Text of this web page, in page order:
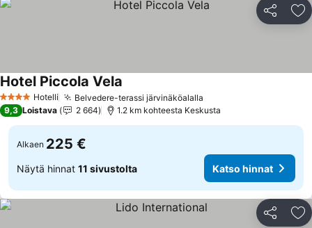
Jaa
4 Tähtiluokitus
Hotelli Belvedere-terassi järvinäköalalla
Hotel Piccola Vela
9,3 Loistava 2 664 1.2 km kohteesta Keskusta
Alkaen 225 €
Näytä hinnat 11 sivustolta Katso hinnat
Jaa